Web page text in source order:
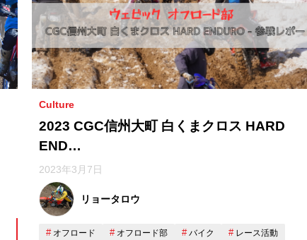
Culture
2023 CGC信州大町 白くまクロス HARD
END…
2023年3月7日
リョータロウ
オフロード オフロード部 バイク レース活動